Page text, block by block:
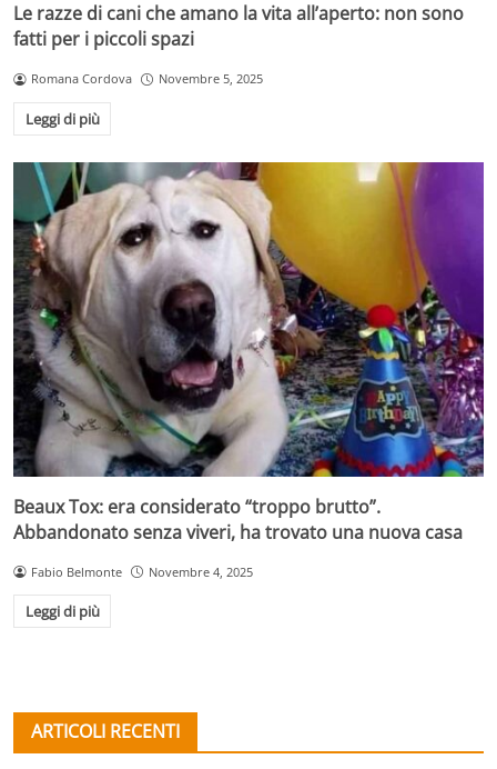
Le razze di cani che amano la vita all’aperto: non sono
fatti per i piccoli spazi
Romana Cordova Novembre 5, 2025
Leggi di più
Beaux Tox: era considerato “troppo brutto”.
Abbandonato senza viveri, ha trovato una nuova casa
Fabio Belmonte Novembre 4, 2025
Leggi di più
ARTICOLI RECENTI